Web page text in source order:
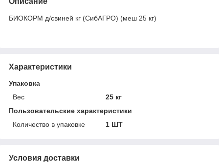
БИОКОРМ д/свиней кг (СибАГРО) (меш 25 кг)
Характеристики
Упаковка
Вес
25 кг
Пользовательские характеристики
Количество в упаковке
1 ШТ
Условия доставки